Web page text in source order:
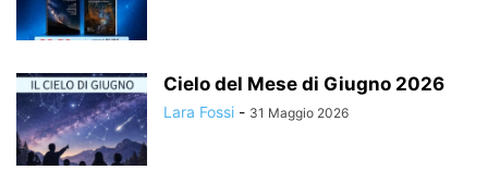
Cielo del Mese di Giugno 2026
Lara Fossi - 31 Maggio 2026